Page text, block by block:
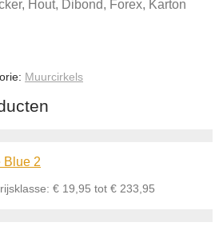
Hout, Dibond, Forex, Karton
Muurcirkels
Blue 2
€ 19,95 tot € 233,95